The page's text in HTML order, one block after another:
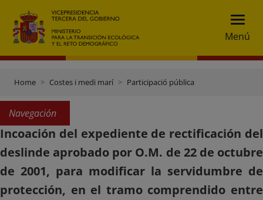
Menú
Home Costes i medi marí Participació pública
Navegación
Incoación del expediente de rectificación del
deslinde aprobado por O.M. de 22 de octubre
de 2001, para modificar la servidumbre de
protección, en el tramo comprendido entre